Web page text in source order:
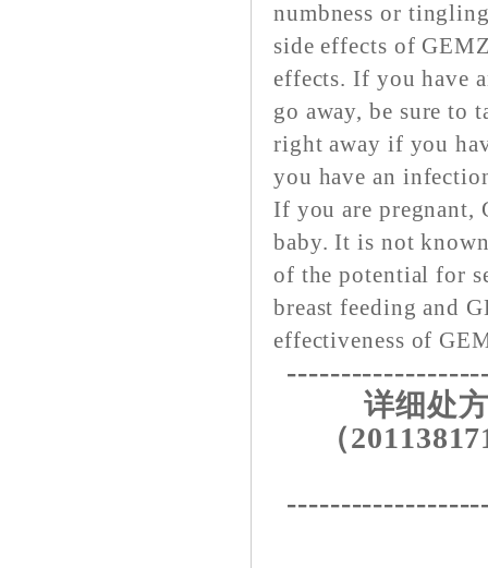
numbness or
side effects of
effects. If you have
go away, be sure to
right away if you
you have an
If you are pregnant,
baby. It is not
of the potential for
breast feeding and
effectiveness of
详细处
（